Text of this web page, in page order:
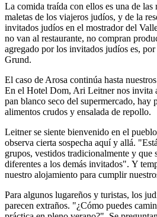
La comida traída con ellos es una de las
maletas de los viajeros judíos, y de la
invitados judíos en el mostrador del
no van al restaurante, no compran
agregado por los invitados judíos es,
Grund.
El caso de Arosa continúa hasta
En el Hotel Dom, Ari Leitner nos invita
pan blanco seco del supermercado, hay
alimentos crudos y ensalada de repollo.
Leitner se siente bienvenido en el
observa cierta sospecha aquí y allá.
grupos, vestidos tradicionalmente y que
diferentes a los demás invitados". Y
nuestro alojamiento para cumplir
Para algunos lugareños y turistas, los
parecen extraños. "¿Cómo puedes